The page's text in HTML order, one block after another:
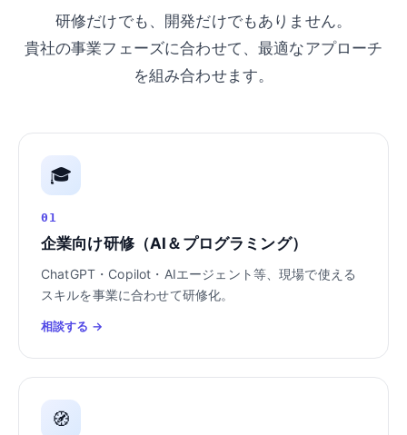
研修だけでも、開発だけでもありません。
貴社の事業フェーズに合わせて、最適なアプローチ
を組み合わせます。
🎓
01
企業向け研修（AI＆プログラミング）
ChatGPT・Copilot・AIエージェント等、現場で使える
スキルを事業に合わせて研修化。
相談する →
🧭